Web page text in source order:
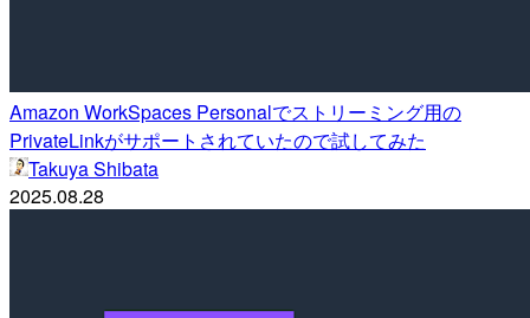
Amazon WorkSpaces Personalでストリーミング用の
PrivateLinkがサポートされていたので試してみた
Takuya Shibata
2025.08.28